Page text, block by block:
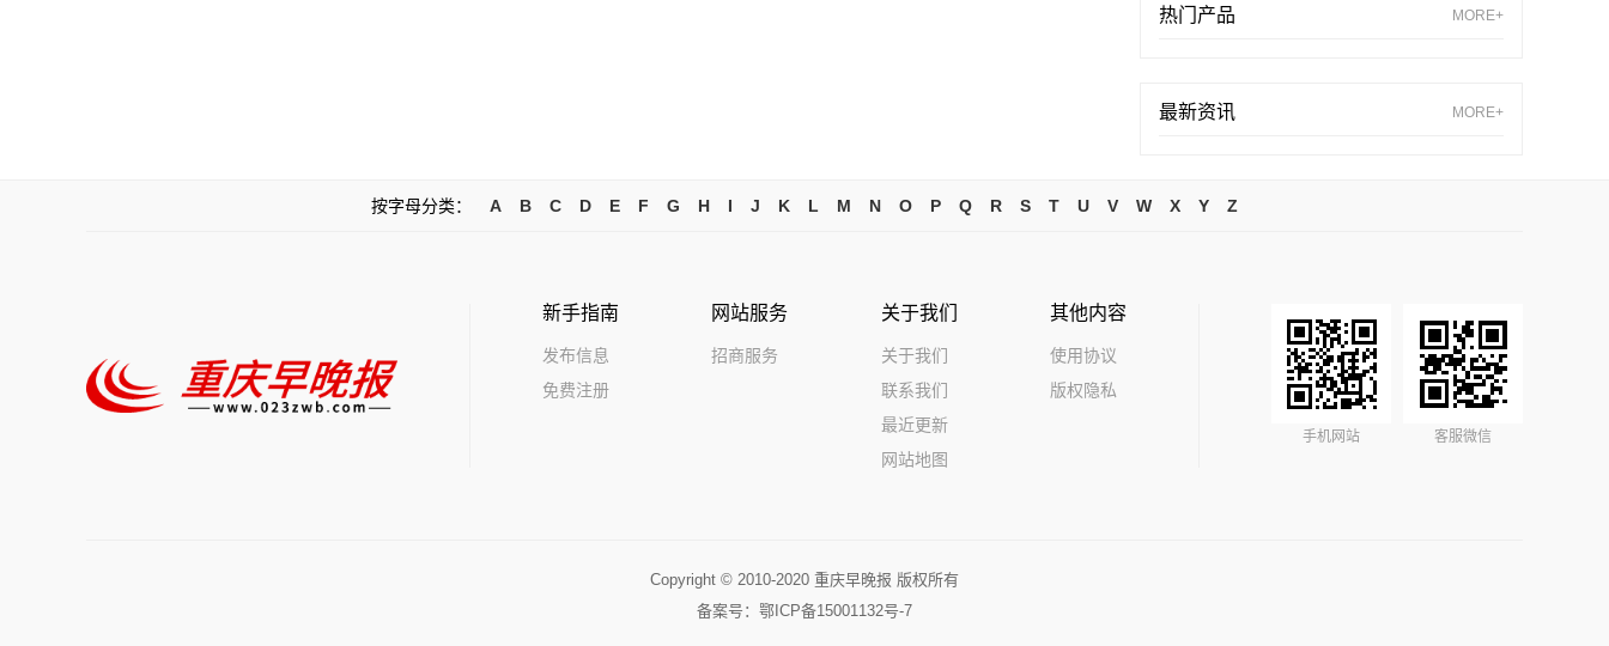
热门产品 MORE+
最新资讯 MORE+
按字母分类： A B C D E F G H I J K L M N O P Q R S T U V W X Y Z
新手指南
发布信息
免费注册
网站服务
招商服务
关于我们
关于我们
联系我们
最近更新
网站地图
其他内容
使用协议
版权隐私
手机网站 客服微信
Copyright © 2010-2020 重庆早晚报 版权所有
备案号： 鄂ICP备15001132号-7